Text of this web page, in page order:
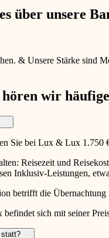
über unsere
& Unsere Stärke sind
wir
Sie bei Lux & Lux
Reisezeit und
Inklusiv-Leistungen,
betrifft die
sich mit seiner
statt?